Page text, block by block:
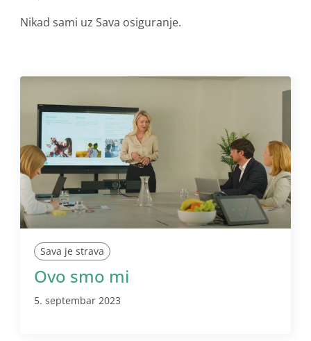
Nikad sami uz Sava osiguranje.
Sava je strava
Ovo smo mi
5. septembar 2023